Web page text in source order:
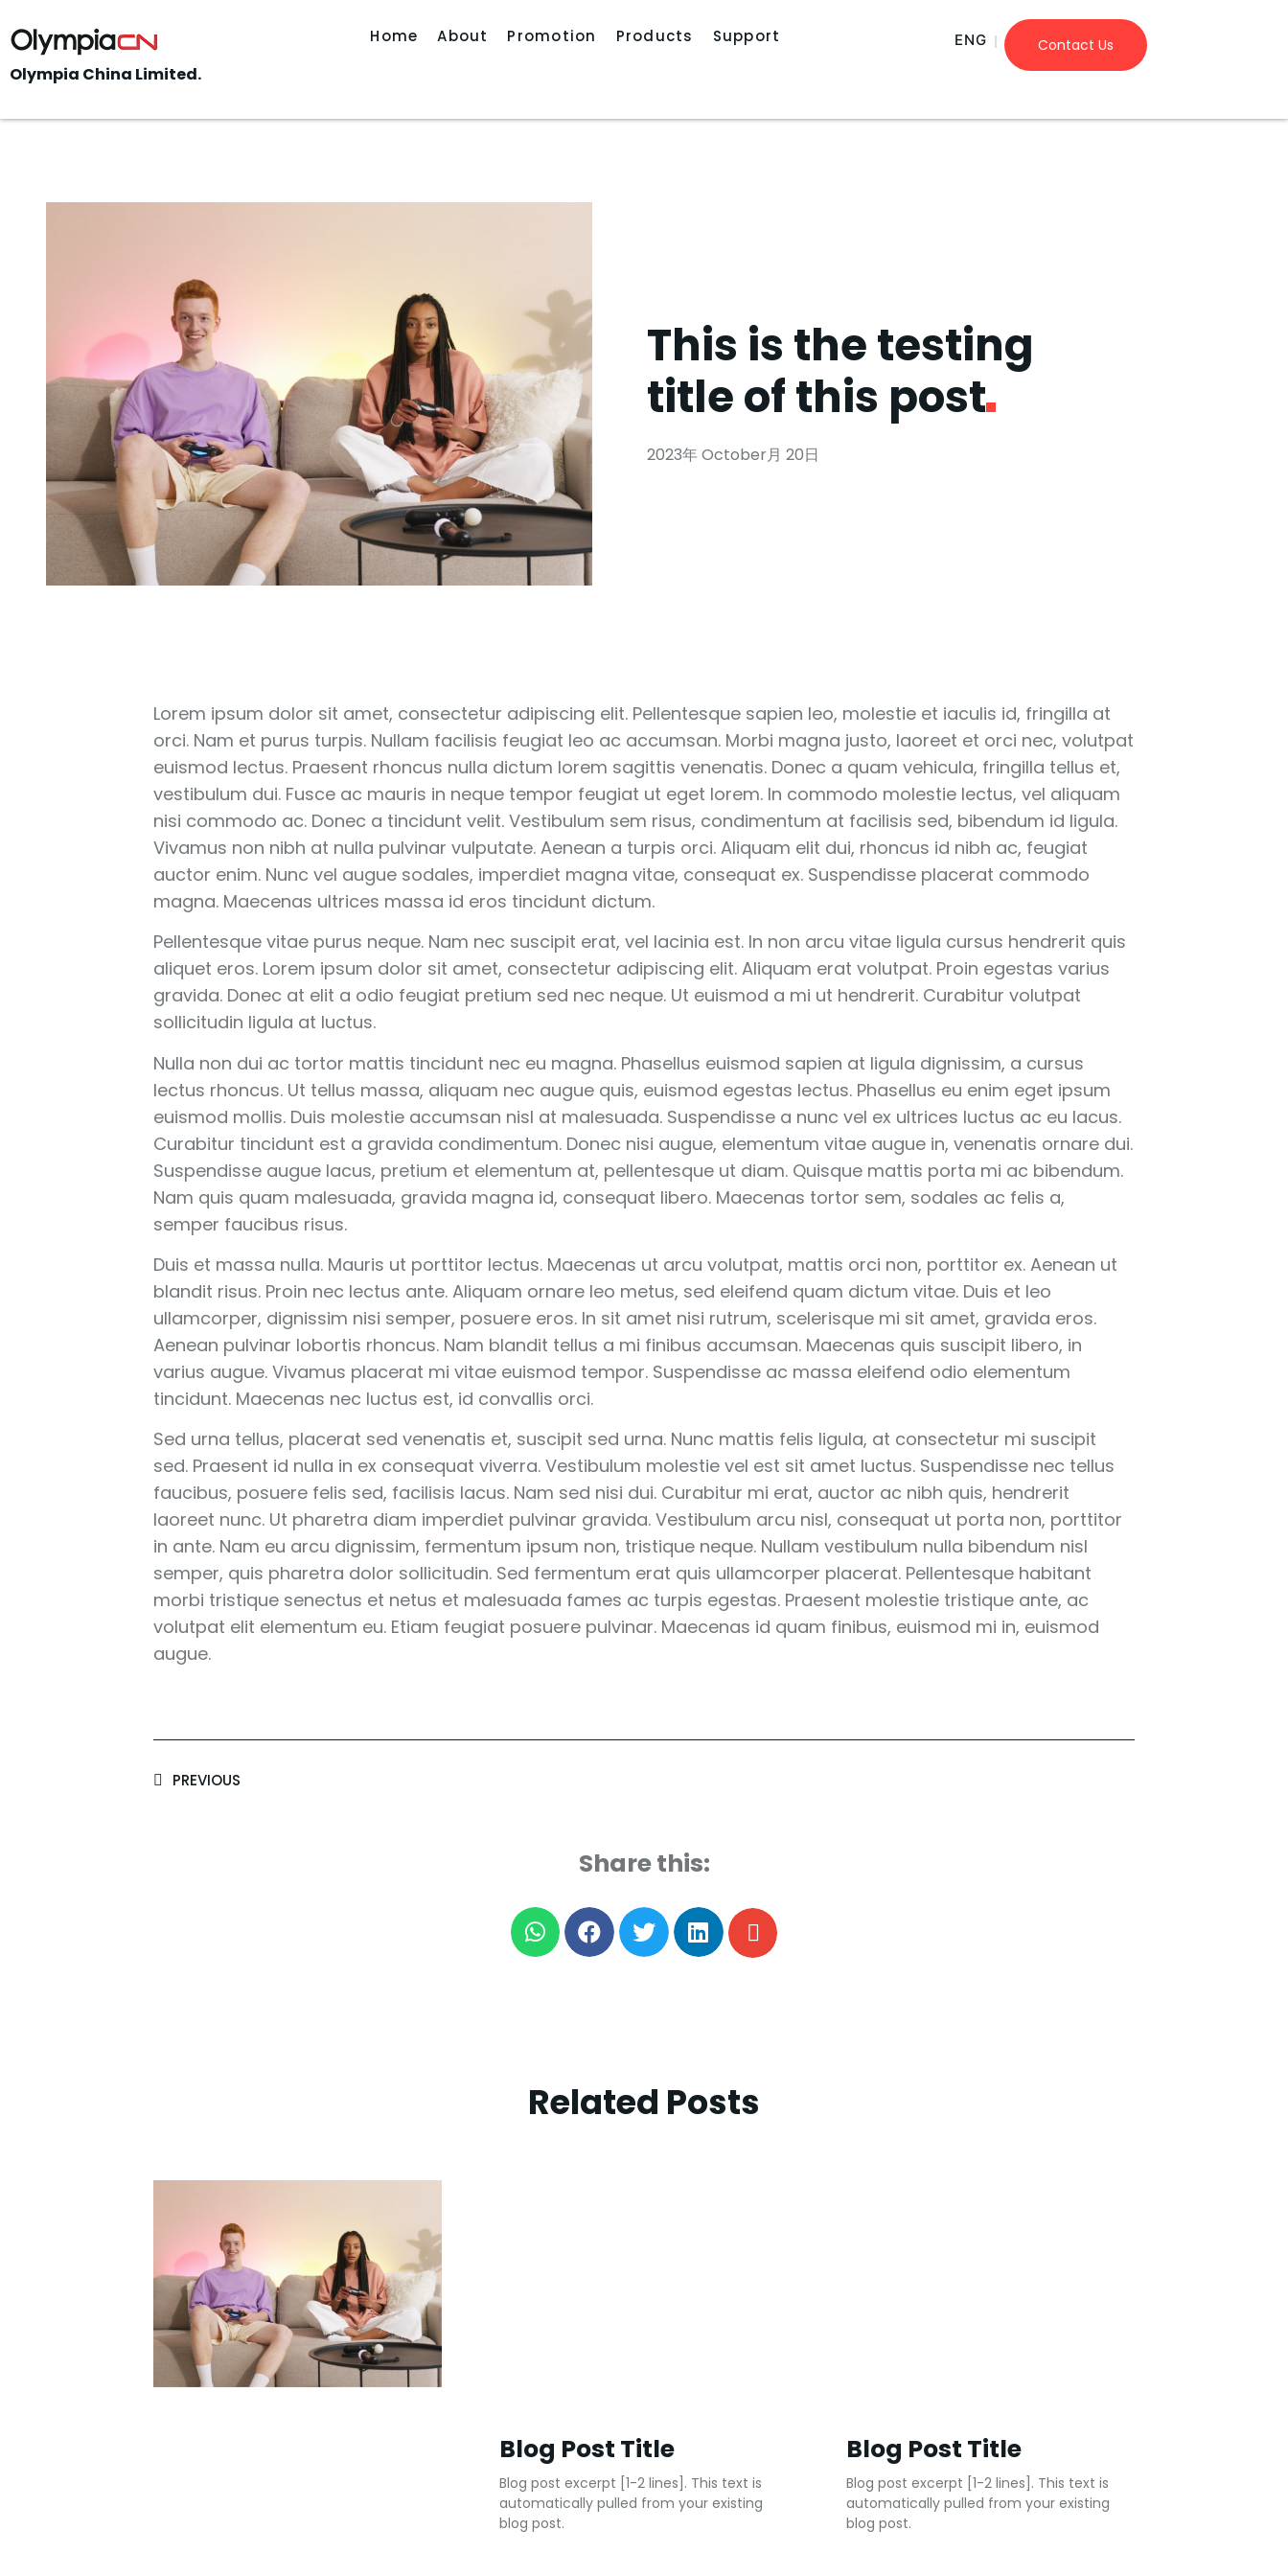
Olympia China Limited.
Home About Promotion Products Support ENG Contact Us
This is the testing
title of this post
2023年 October月 20日
Lorem ipsum dolor sit amet, consectetur adipiscing elit. Pellentesque sapien leo, molestie et iaculis id, fringilla at
orci. Nam et purus turpis. Nullam facilisis feugiat leo ac accumsan. Morbi magna justo, laoreet et orci nec, volutpat
euismod lectus. Praesent rhoncus nulla dictum lorem sagittis venenatis. Donec a quam vehicula, fringilla tellus et,
vestibulum dui. Fusce ac mauris in neque tempor feugiat ut eget lorem. In commodo molestie lectus, vel aliquam
nisi commodo ac. Donec a tincidunt velit. Vestibulum sem risus, condimentum at facilisis sed, bibendum id ligula.
Vivamus non nibh at nulla pulvinar vulputate. Aenean a turpis orci. Aliquam elit dui, rhoncus id nibh ac, feugiat
auctor enim. Nunc vel augue sodales, imperdiet magna vitae, consequat ex. Suspendisse placerat commodo
magna. Maecenas ultrices massa id eros tincidunt dictum.
Pellentesque vitae purus neque. Nam nec suscipit erat, vel lacinia est. In non arcu vitae ligula cursus hendrerit quis
aliquet eros. Lorem ipsum dolor sit amet, consectetur adipiscing elit. Aliquam erat volutpat. Proin egestas varius
gravida. Donec at elit a odio feugiat pretium sed nec neque. Ut euismod a mi ut hendrerit. Curabitur volutpat
sollicitudin ligula at luctus.
Nulla non dui ac tortor mattis tincidunt nec eu magna. Phasellus euismod sapien at ligula dignissim, a cursus
lectus rhoncus. Ut tellus massa, aliquam nec augue quis, euismod egestas lectus. Phasellus eu enim eget ipsum
euismod mollis. Duis molestie accumsan nisl at malesuada. Suspendisse a nunc vel ex ultrices luctus ac eu lacus.
Curabitur tincidunt est a gravida condimentum. Donec nisi augue, elementum vitae augue in, venenatis ornare dui.
Suspendisse augue lacus, pretium et elementum at, pellentesque ut diam. Quisque mattis porta mi ac bibendum.
Nam quis quam malesuada, gravida magna id, consequat libero. Maecenas tortor sem, sodales ac felis a,
semper faucibus risus.
Duis et massa nulla. Mauris ut porttitor lectus. Maecenas ut arcu volutpat, mattis orci non, porttitor ex. Aenean ut
blandit risus. Proin nec lectus ante. Aliquam ornare leo metus, sed eleifend quam dictum vitae. Duis et leo
ullamcorper, dignissim nisi semper, posuere eros. In sit amet nisi rutrum, scelerisque mi sit amet, gravida eros.
Aenean pulvinar lobortis rhoncus. Nam blandit tellus a mi finibus accumsan. Maecenas quis suscipit libero, in
varius augue. Vivamus placerat mi vitae euismod tempor. Suspendisse ac massa eleifend odio elementum
tincidunt. Maecenas nec luctus est, id convallis orci.
Sed urna tellus, placerat sed venenatis et, suscipit sed urna. Nunc mattis felis ligula, at consectetur mi suscipit
sed. Praesent id nulla in ex consequat viverra. Vestibulum molestie vel est sit amet luctus. Suspendisse nec tellus
faucibus, posuere felis sed, facilisis lacus. Nam sed nisi dui. Curabitur mi erat, auctor ac nibh quis, hendrerit
laoreet nunc. Ut pharetra diam imperdiet pulvinar gravida. Vestibulum arcu nisl, consequat ut porta non, porttitor
in ante. Nam eu arcu dignissim, fermentum ipsum non, tristique neque. Nullam vestibulum nulla bibendum nisl
semper, quis pharetra dolor sollicitudin. Sed fermentum erat quis ullamcorper placerat. Pellentesque habitant
morbi tristique senectus et netus et malesuada fames ac turpis egestas. Praesent molestie tristique ante, ac
volutpat elit elementum eu. Etiam feugiat posuere pulvinar. Maecenas id quam finibus, euismod mi in, euismod
augue.
PREVIOUS
Share this:
Related Posts
Blog Post Title
Blog post excerpt [1-2 lines]. This text is
automatically pulled from your existing
blog post.
Blog Post Title
Blog post excerpt [1-2 lines]. This text is
automatically pulled from your existing
blog post.